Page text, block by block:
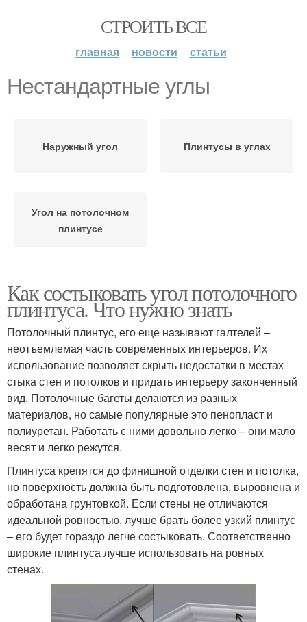
СТРОИТЬ ВСЕ
главная новости статьи
Нестандартные углы
Наружный угол Плинтусы в углах
Угол на потолочном
плинтусе
Как состыковать угол потолочного
плинтуса. Что нужно знать
Потолочный плинтус, его еще называют галтелей –
неотъемлемая часть современных интерьеров. Их
использование позволяет скрыть недостатки в местах
стыка стен и потолков и придать интерьеру законченный
вид. Потолочные багеты делаются из разных
материалов, но самые популярные это пенопласт и
полиуретан. Работать с ними довольно легко – они мало
весят и легко режутся.
Плинтуса крепятся до финишной отделки стен и потолка,
но поверхность должна быть подготовлена, выровнена и
обработана грунтовкой. Если стены не отличаются
идеальной ровностью, лучше брать более узкий плинтус
– его будет гораздо легче состыковать. Соответственно
широкие плинтуса лучше использовать на ровных
стенах.